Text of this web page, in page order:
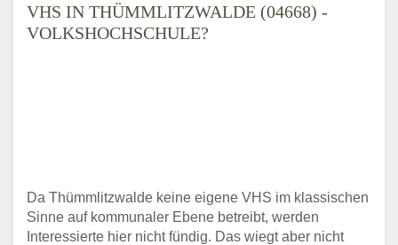
VHS IN THÜMMLITZWALDE (04668) -
VOLKSHOCHSCHULE?
Da Thümmlitzwalde keine eigene VHS im klassischen
Sinne auf kommunaler Ebene betreibt, werden
Interessierte hier nicht fündig. Das wiegt aber nicht